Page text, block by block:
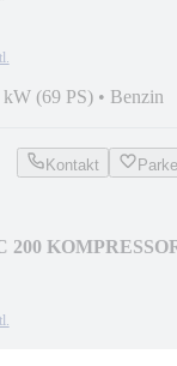
kW (69 PS) • Benzin
Kontakt
200